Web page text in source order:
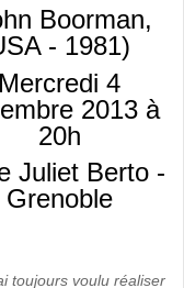
Boorman,
- 1981)
Mercredi 4
2013 à
20h
Juliet Berto -
Grenoble
toujours voulu réaliser
?
?